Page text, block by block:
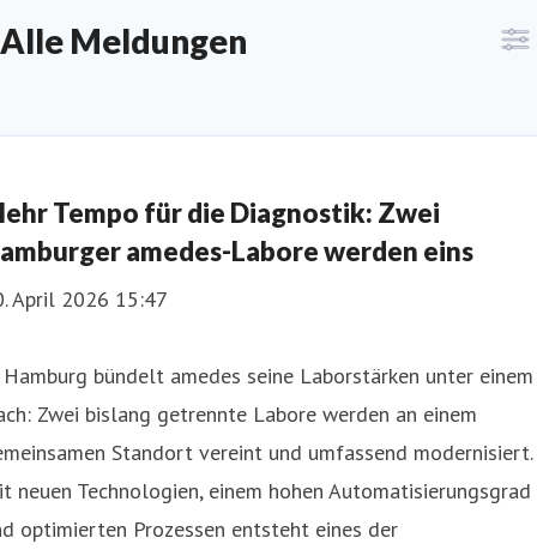
Alle Meldungen
Tempo für die Diagnostik: Zwei
amedes-Labore werden eins
April 2026 15:47
bündelt amedes seine Laborstärken unter einem
Zwei bislang getrennte Labore werden an einem
Standort vereint und umfassend modernisiert.
neuen Technologien, einem hohen Automatisierungsgrad
optimierten Prozessen entsteht eines der